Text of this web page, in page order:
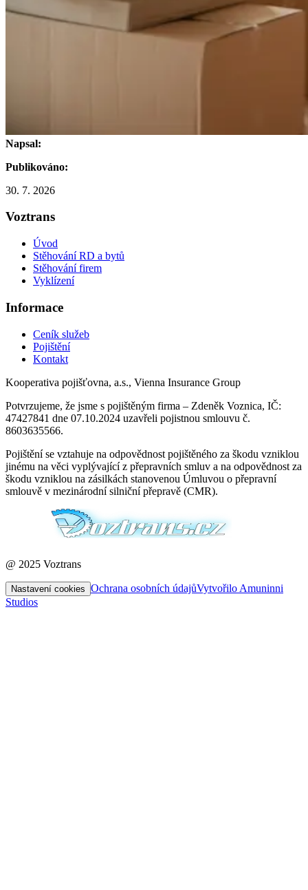
Napsal:
Publikováno:
30. 7. 2026
Voztrans
Úvod
Stěhování RD a bytů
Stěhování firem
Vyklízení
Informace
Ceník služeb
Pojištění
Kontakt
Kooperativa pojišťovna, a.s., Vienna Insurance Group
Potvrzujeme, že jsme s pojištěným firma – Zdeněk Voznica, IČ:
47427841 dne 07.10.2024 uzavřeli pojistnou smlouvu č.
8603635566.
Pojištění se vztahuje na odpovědnost pojištěného za škodu vzniklou
jinému na věci vyplývající z přepravních smluv a na odpovědnost za
škodu vzniklou na zásilkách stanovenou Úmluvou o přepravní
smlouvě v mezinárodní silniční přepravě (CMR).
@ 2025 Voztrans
Nastavení cookies Ochrana osobních údajůVytvořilo Amuninni
Studios